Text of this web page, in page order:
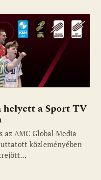
helyett a Sport TV
az AMC Global Media
közleményében